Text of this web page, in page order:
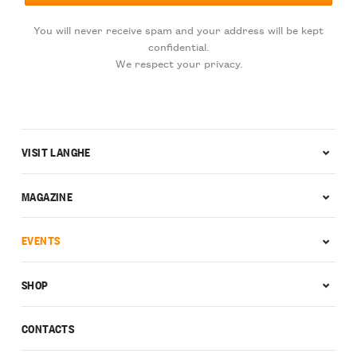
You will never receive spam and your address will be kept
confidential.
We respect your privacy.
CONTACTS
VISIT LANGHE
MAGAZINE
EVENTS
SHOP